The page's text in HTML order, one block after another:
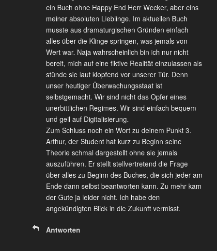
ein Buch ohne Happy End Herr Wecker, aber eins
meiner absoluten Lieblinge. Im aktuellen Buch
musste aus dramaturgischen Gründen einfach
alles über die Klinge springen, was jemals von
Wert war. Naja wahrscheinlich bin ich nur nicht
bereit, mich auf eine fiktive Realität einzulassen als
stünde sie laut klopfend vor unserer Tür. Denn
unser heutiger Überwachungsstaat ist
selbstgemacht. Wir sind nicht das Opfer eines
unerbittlichen Regimes. Wir sind einfach bequem
und geil auf Digitalisierung.
Zum Schluss noch ein Wort zu deinem Punkt 3.
Arthur, der Student hat kurz zu Beginn seine
Theorie schmal dargestellt ohne sie jemals
auszuführen. Er stellt stellvertretend die Frage
über alles zu Beginn des Buches, die sich jeder am
Ende dann selbst beantworten kann. Zu mehr kam
der Gute ja leider nicht. Ich habe den
angekündigten Blick in die Zukunft vermisst.
Antworten